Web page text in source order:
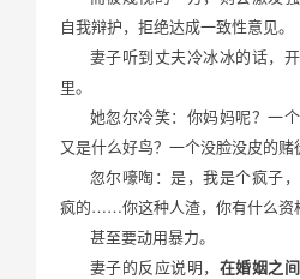
自我辩护，拒绝达成一致性意见。
妻子听到丈夫冷冰冰的话，
里。
她忽尔冷笑：你妈妈呢？一
又是什么好鸟？一个没脸没皮的
忽尔嚎啕：是，我是个疯子
疯的……你这种人渣，你有什么资
甚至要动用暴力。
妻子的反应说明， 在婚姻之